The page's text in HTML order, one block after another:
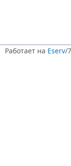
Работает на Eserv/